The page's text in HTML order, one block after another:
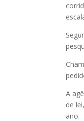
A
de
ano.